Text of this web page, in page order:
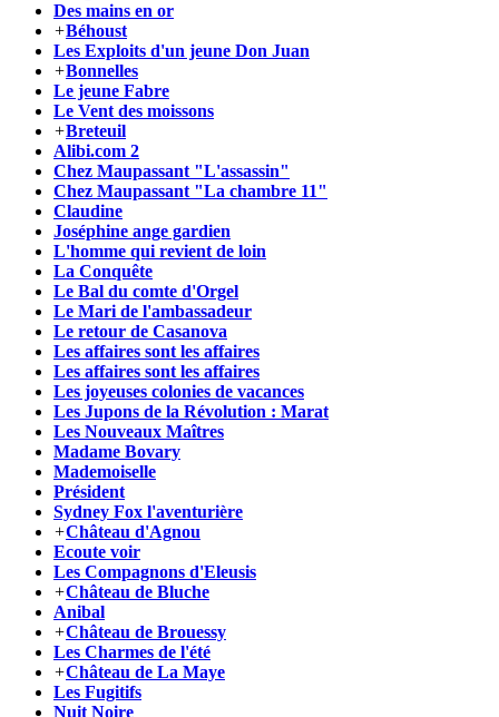
Des mains en or
+Béhoust
Les Exploits d'un jeune Don Juan
+Bonnelles
Le jeune Fabre
Le Vent des moissons
+Breteuil
Alibi.com 2
Chez Maupassant "L'assassin"
Chez Maupassant "La chambre 11"
Claudine
Joséphine ange gardien
L'homme qui revient de loin
La Conquête
Le Bal du comte d'Orgel
Le Mari de l'ambassadeur
Le retour de Casanova
Les affaires sont les affaires
Les affaires sont les affaires
Les joyeuses colonies de vacances
Les Jupons de la Révolution : Marat
Les Nouveaux Maîtres
Madame Bovary
Mademoiselle
Président
Sydney Fox l'aventurière
+Château d'Agnou
Ecoute voir
Les Compagnons d'Eleusis
+Château de Bluche
Anibal
+Château de Brouessy
Les Charmes de l'été
+Château de La Maye
Les Fugitifs
Nuit Noire